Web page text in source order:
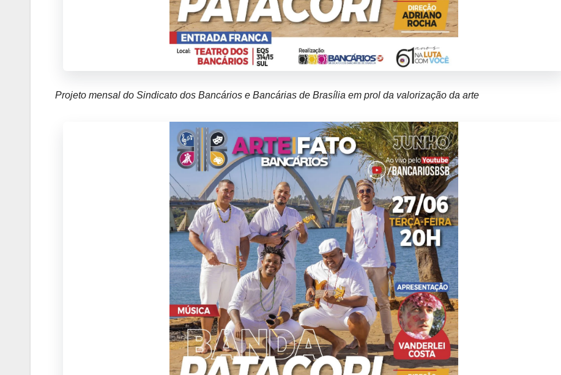
Projeto mensal do Sindicato dos Bancários e Bancárias de Brasília em prol da valorização da arte